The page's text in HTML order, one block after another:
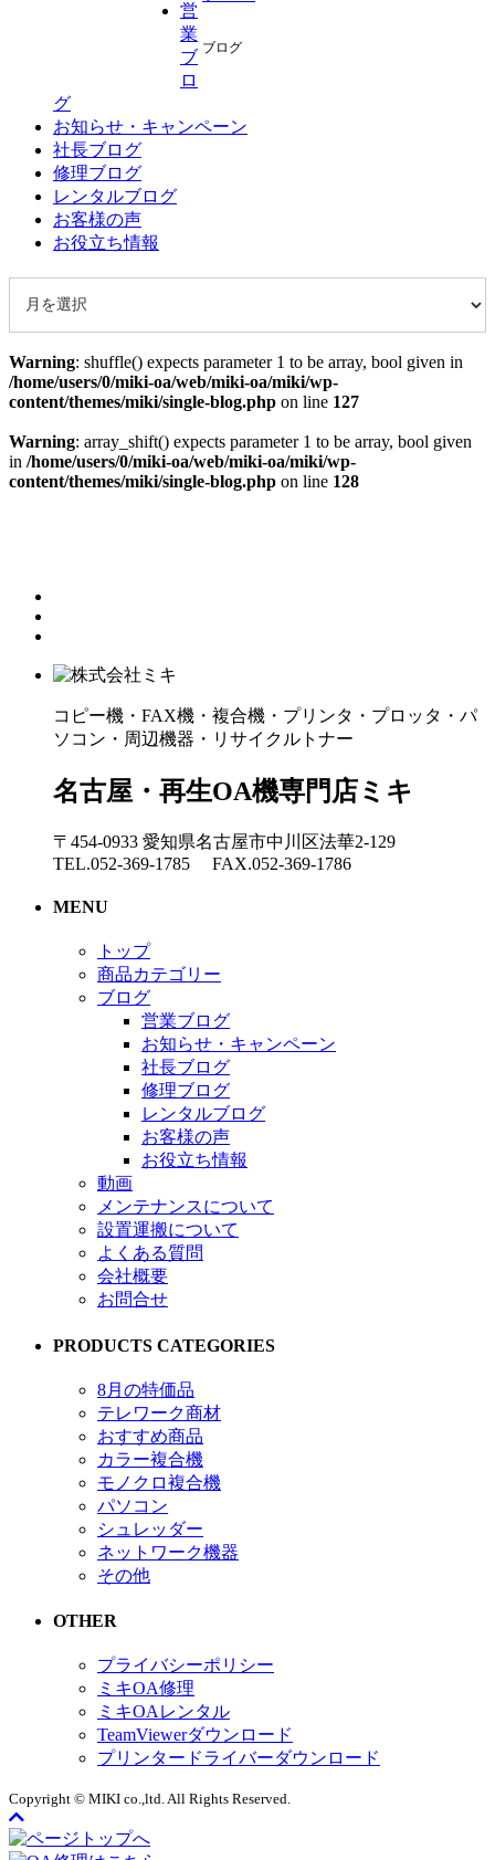
ブログ
営
業
ブ
ロ
グ
お知らせ・キャンペーン
社長ブログ
修理ブログ
レンタルブログ
お客様の声
お役立ち情報
Warning: shuffle() expects parameter 1 to be array, bool given in
/home/users/0/miki-oa/web/miki-oa/miki/wp-
content/themes/miki/single-blog.php on line 127
Warning: array_shift() expects parameter 1 to be array, bool given
in /home/users/0/miki-oa/web/miki-oa/miki/wp-
content/themes/miki/single-blog.php on line 128
コピー機・FAX機・複合機・プリンタ・プロッタ・パ
ソコン・周辺機器・リサイクルトナー
名古屋・再生OA機専門店ミキ
〒454-0933 愛知県名古屋市中川区法華2-129
TEL.052-369-1785 FAX.052-369-1786
MENU
トップ
商品カテゴリー
ブログ
営業ブログ
お知らせ・キャンペーン
社長ブログ
修理ブログ
レンタルブログ
お客様の声
お役立ち情報
動画
メンテナンスについて
設置運搬について
よくある質問
会社概要
お問合せ
PRODUCTS CATEGORIES
8月の特価品
テレワーク商材
おすすめ商品
カラー複合機
モノクロ複合機
パソコン
シュレッダー
ネットワーク機器
その他
OTHER
プライバシーポリシー
ミキOA修理
ミキOAレンタル
TeamViewerダウンロード
プリンタードライバーダウンロード
Copyright © MIKI co.,ltd. All Rights Reserved.